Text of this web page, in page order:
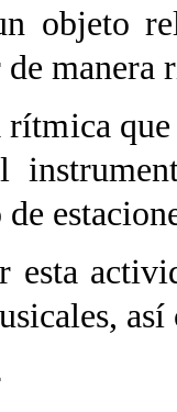
objeto
manera
que